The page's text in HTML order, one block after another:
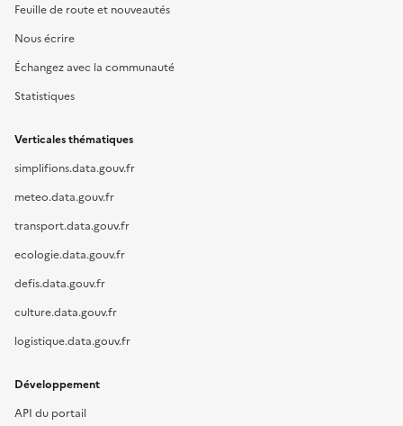
Feuille de route et nouveautés
Nous écrire
Échangez avec la communauté
Statistiques
Verticales thématiques
simplifions.data.gouv.fr
meteo.data.gouv.fr
transport.data.gouv.fr
ecologie.data.gouv.fr
defis.data.gouv.fr
culture.data.gouv.fr
logistique.data.gouv.fr
Développement
API du portail